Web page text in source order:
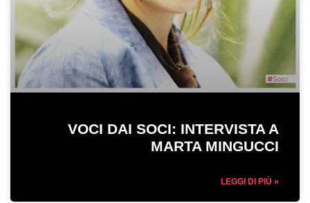
VOCI DAI SOCI: INTERVISTA A
MARTA MINGUCCI
LEGGI DI PIÙ »